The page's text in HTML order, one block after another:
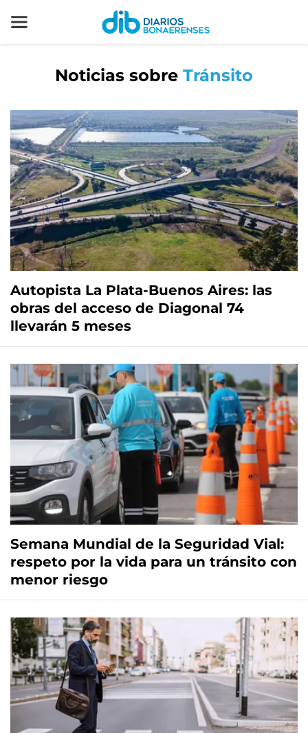
Noticias sobre Tránsito
Autopista La Plata-Buenos Aires: las
obras del acceso de Diagonal 74
llevarán 5 meses
Semana Mundial de la Seguridad Vial:
respeto por la vida para un tránsito con
menor riesgo